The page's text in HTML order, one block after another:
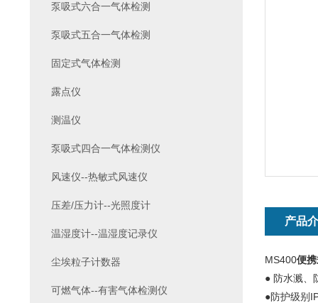
产品
MS400便
● 防水溅、
●防护级别
泵吸式六合一气体检测
泵吸式五合一气体检测
固定式气体检测
露点仪
测温仪
泵吸式四合一气体检测仪
风速仪--热敏式风速仪
压差/压力计--光照度计
温湿度计--温湿度记录仪
尘埃粒子计数器
可燃气体--有害气体检测仪